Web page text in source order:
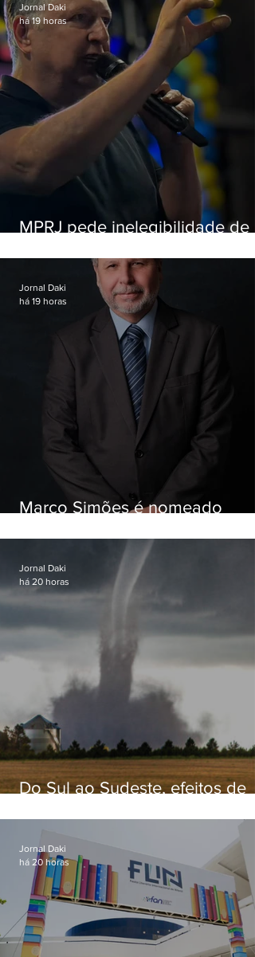
MPRJ pede inelegibilidade de
Jornal Daki
há 19 horas
Marco Simões é nomeado
Jornal Daki
há 19 horas
Do Sul ao Sudeste, efeitos de
apreensão na população
Jornal Daki
há 20 horas
Jornal Daki
há 20 horas